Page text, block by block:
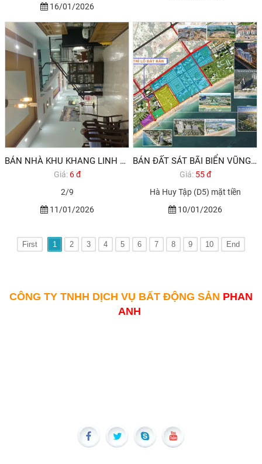
16/01/2026
BÁN NHÀ KHU KHANG LINH PHƯỜNG 10 VŨNG TÀU . NHÀ ĐẸP 3 TẦNG ĐƯỜNG 20M
Giá: 6 đ
2/9
11/01/2026
BÁN ĐẤT SÁT BÃI BIỂN VŨNG TÀU VỊ TRÍ VÀNG 32TR/M2
Giá: 55 đ
Hà Huy Tập (D5) mặt tiền
10/01/2026
First 1 2 3 4 5 6 7 8 9 10 End
CÔNG TY TNHH DỊCH VỤ BẤT ĐỘNG SẢN PHAN
ANH